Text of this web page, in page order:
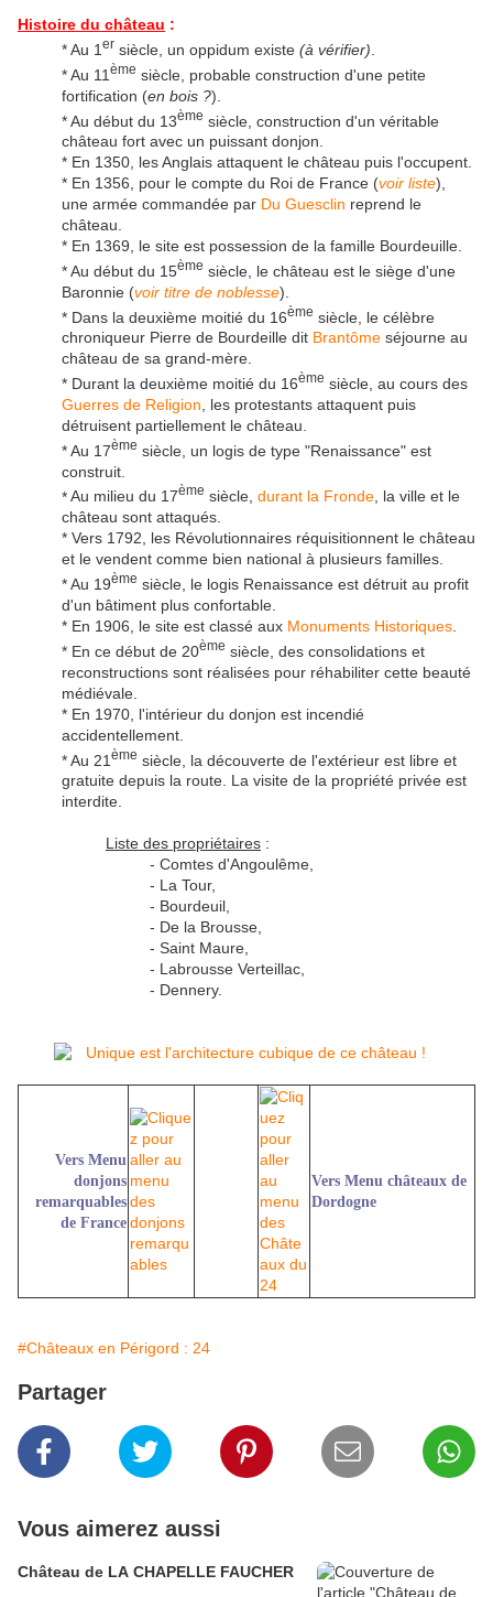
Histoire du château :
* Au 1 er siècle, un oppidum existe (à vérifier)
* Au 11 ème siècle, probable construction d'une petite
fortification (en bois ?).
* Au début du 13ème siècle, construction d'un véritable
château fort avec un puissant donjon.
* En 1350, les Anglais attaquent le château puis l'occupent.
* En 1356, pour le compte du Roi de France (voir liste),
une armée commandée par Du Guesclin reprend le
château.
* En 1369, le site est possession de la famille Bourdeuille.
* Au début du 15ème siècle, le château est le siège d'une
Baronnie (voir titre de noblesse).
* Dans la deuxième moitié du 16ème siècle, le célèbre
chroniqueur Pierre de Bourdeille dit Brantôme séjourne au
château de sa grand-mère.
* Durant la deuxième moitié du 16ème siècle, au cours des
Guerres de Religion , les protestants attaquent puis
détruisent partiellement le château.
* Au 17ème siècle, un logis de type "Renaissance" est
construit.
*Au milieu du 17ème siècle, durant la Fronde, la ville et le
château sont attaqués.
* Vers 1792, les Révolutionnaires réquisitionnent le château
et le vendent comme bien national à plusieurs familles.
* Au 19ème siècle, le logis Renaissance est détruit au profit
d'un bâtiment plus confortable.
* En 1906, le site est classé aux Monuments Historiques
* En ce début de 20ème siècle, des consolidations et
reconstructions sont réalisées pour réhabiliter cette beauté
médiévale.
* En 1970, l'intérieur du donjon est incendié
accidentellement.
* Au 21 ème siècle, la découverte de l'extérieur est libre et
gratuite depuis la route. La visite de la propriété privée est
interdite.
Liste des propriétaires :
- Comtes d'Angoulême,
- La Tour,
- Bourdeuil,
- De la Brousse,
- Saint Maure,
- Labrousse Verteillac,
- Dennery.
Vers Menu
donjons
remarquables
de France
Vers Menu châteaux de
Dordogne
#Châteaux en Périgord : 24
Partager
Vous aimerez aussi
Château de LA CHAPELLE FAUCHER